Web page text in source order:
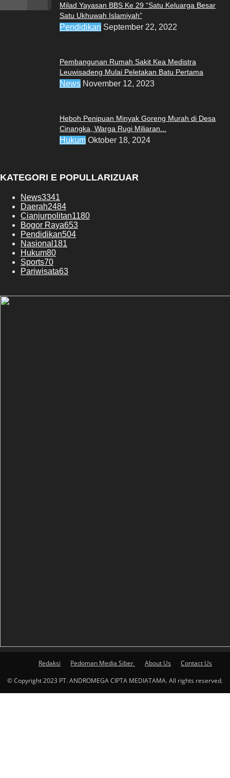
Milad Yayasan BBS Ke 29 “Satu Keluarga Besar
Satu Ukhuwah Islamiyah”
Pendidikan September 22, 2022
Pembangunan Rumah Sakit Kea Medistra
Leuwisadeng Mulai Peletakan Batu Pertama
News November 12, 2023
Heboh Penipuan Minyak Goreng Murah di Desa
Cinangka, Warga Rugi Miliaran...
Hukum Oktober 18, 2024
KATEGORI E POPULLARIZUAR
News3341
Daerah2484
Cianjurpolitan1180
Bogor Raya653
Pendidikan504
Nasional 181
Hukum80
Sports70
Pariwisata63
Redaksi Pedoman Media Siber About Us
Contact Us
© Copyright 2023 PT. ANDROMEGA CIPTA MEDIATAMA. All rights reserved.